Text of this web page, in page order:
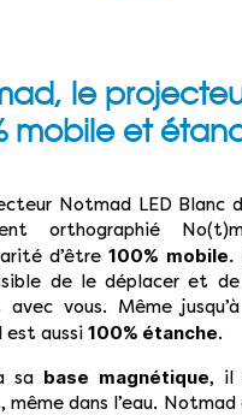
le
mobile et
Notmad LED Blanc
orthographié
d’être100% mobile.
de le déplacer et de
vous. Même
est aussi 100% étanche.
sa base magnétique, il
dans l’eau.